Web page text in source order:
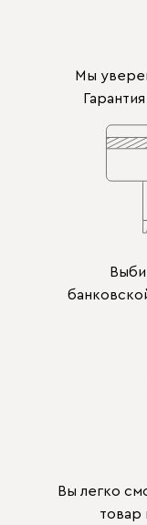
Мы
Вы легко
товар